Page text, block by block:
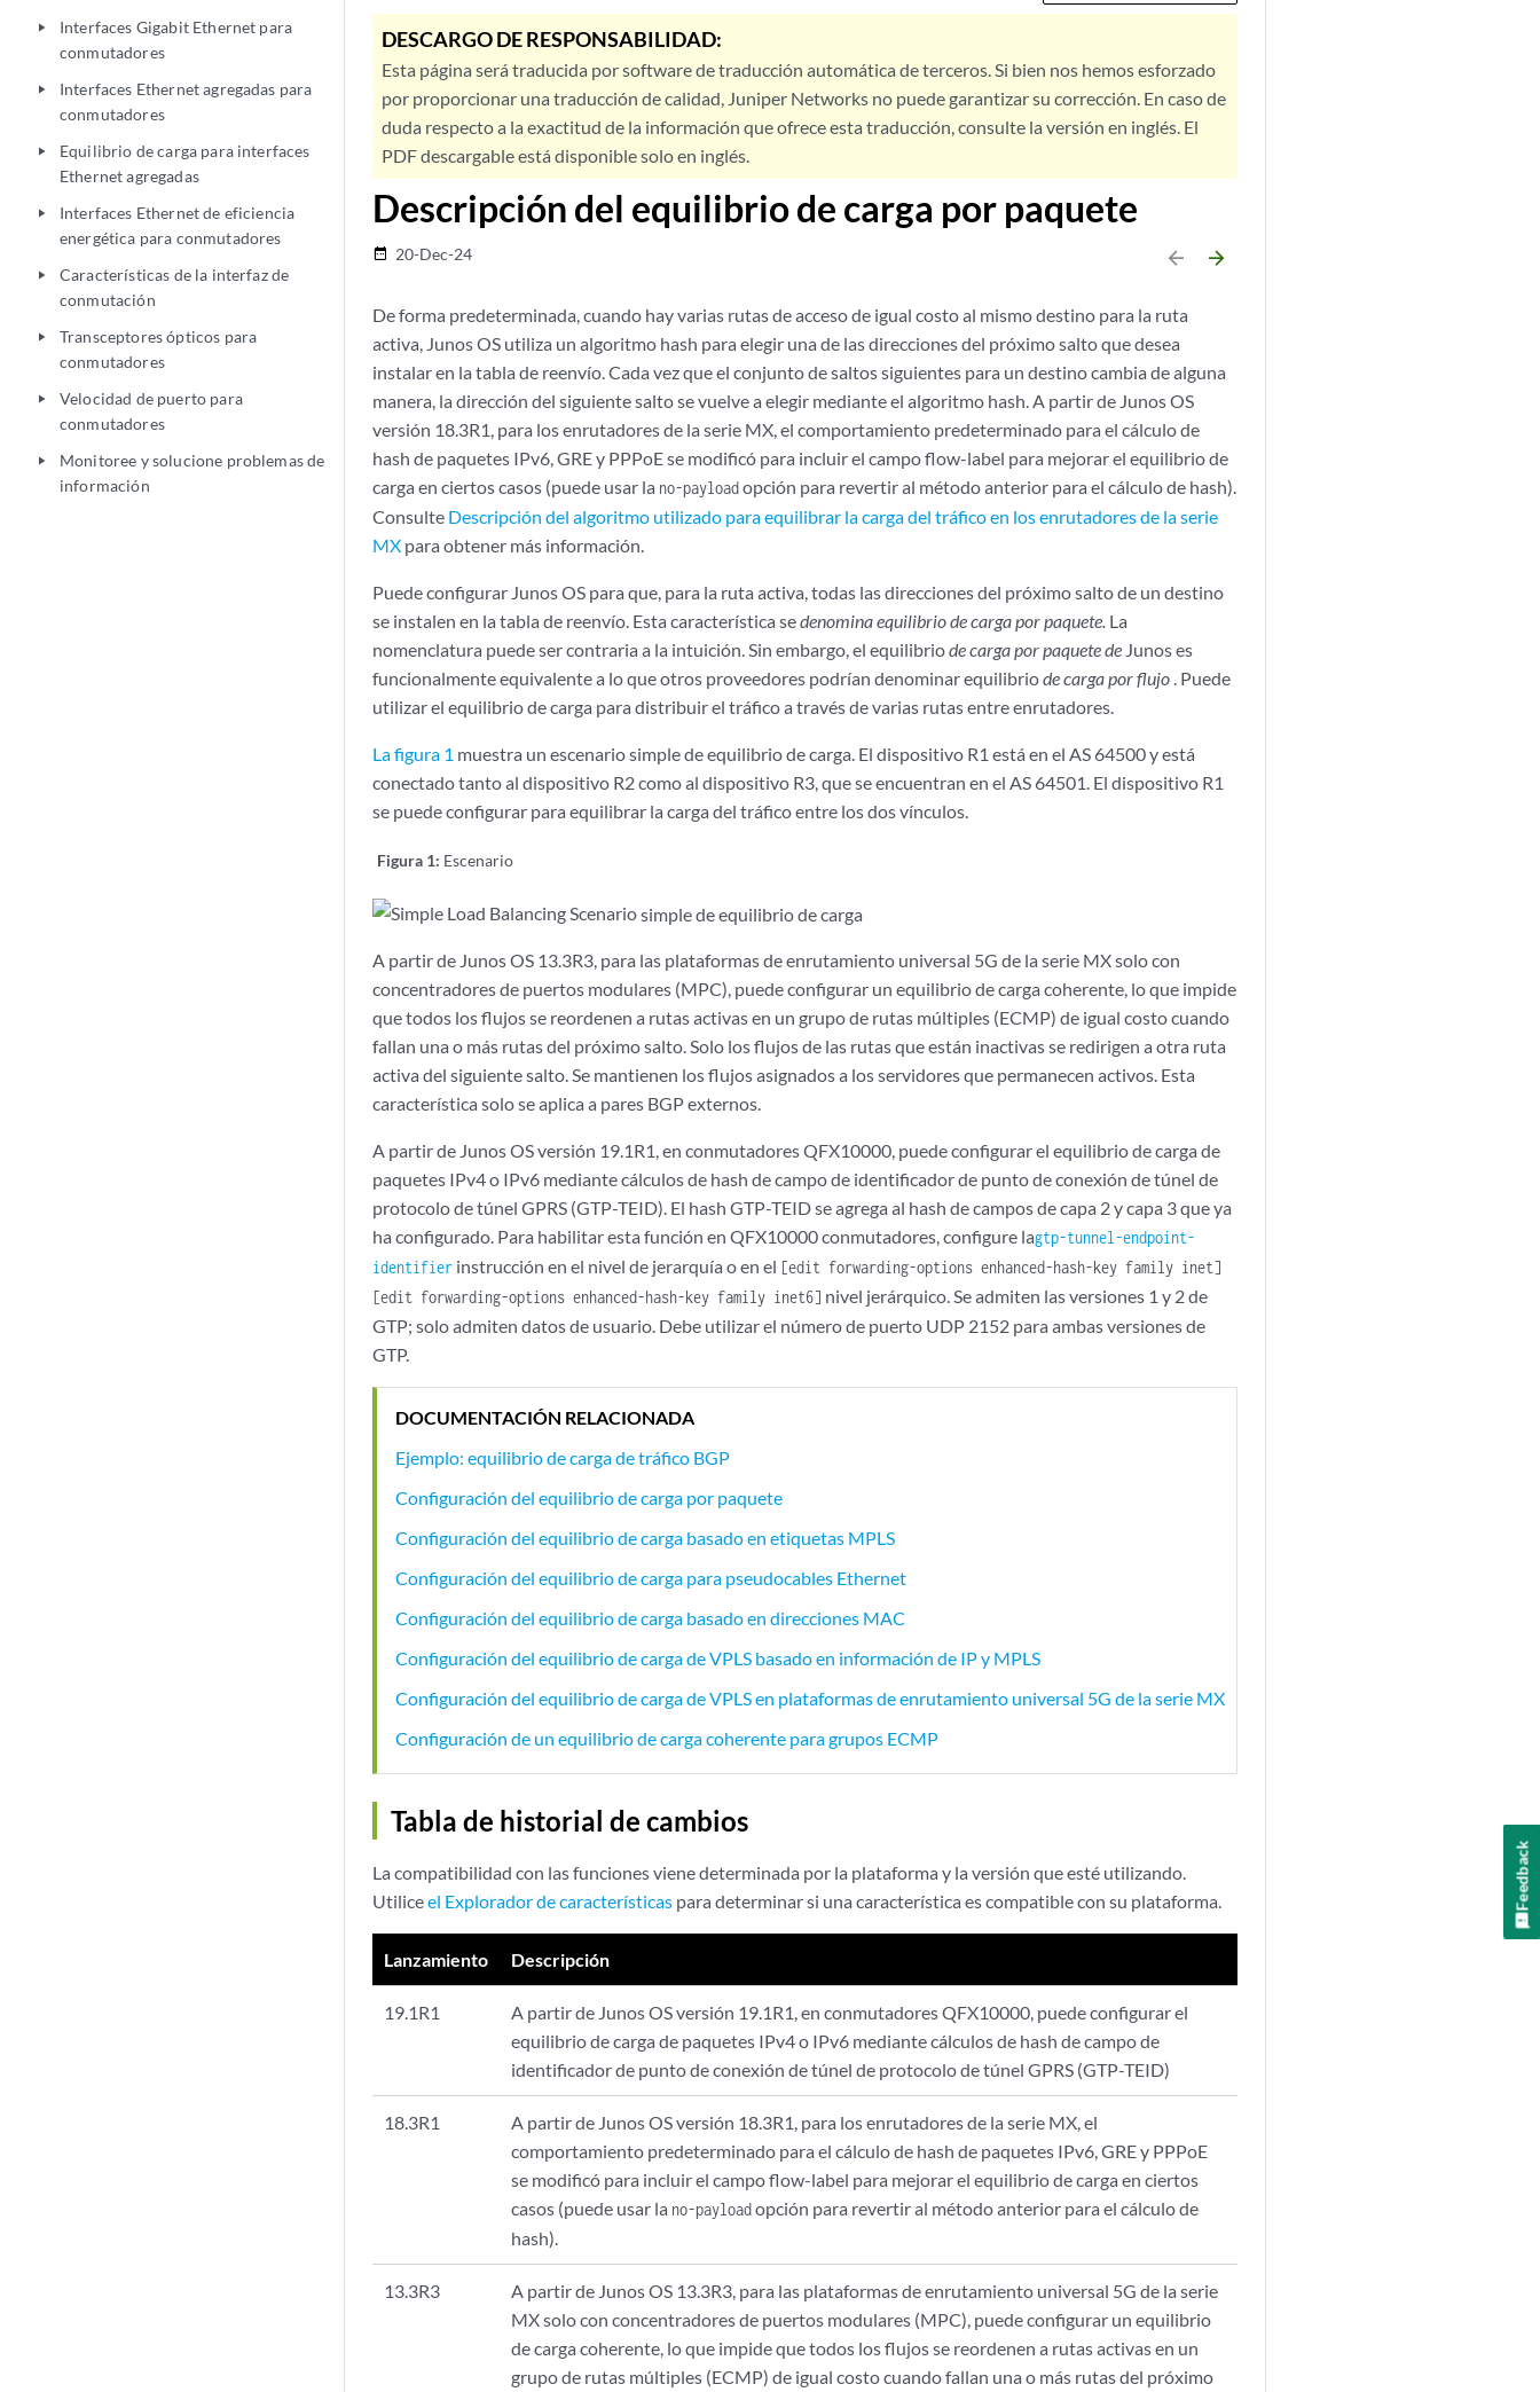
play_arrow
Interfaces Gigabit Ethernet para
conmutadores
play_arrow
Interfaces Ethernet agregadas para
conmutadores
play_arrow
Equilibrio de carga para interfaces
Ethernet agregadas
play_arrow
Interfaces Ethernet de eficiencia
energética para conmutadores
play_arrow
Características de la interfaz de
conmutación
play_arrow
Transceptores ópticos para
conmutadores
play_arrow
Velocidad de puerto para
conmutadores
play_arrow
Monitoree y solucione problemas de
información
DESCARGO DE RESPONSABILIDAD:
Esta página será traducida por software de traducción automática de terceros. Si bien nos hemos esforzado
por proporcionar una traducción de calidad, Juniper Networks no puede garantizar su corrección. En caso de
duda respecto a la exactitud de la información que ofrece esta traducción, consulte la versión en inglés. El
PDF descargable está disponible solo en inglés.
Descripción del equilibrio de carga por paquete
date_range 20-Dec-24 arrow_backward arrow_forward
De forma predeterminada, cuando hay varias rutas de acceso de igual costo al mismo destino para la ruta
activa, Junos OS utiliza un algoritmo hash para elegir una de las direcciones del próximo salto que desea
instalar en la tabla de reenvío. Cada vez que el conjunto de saltos siguientes para un destino cambia de alguna
manera, la dirección del siguiente salto se vuelve a elegir mediante el algoritmo hash. A partir de Junos OS
versión 18.3R1, para los enrutadores de la serie MX, el comportamiento predeterminado para el cálculo de
hash de paquetes IPv6, GRE y PPPoE se modificó para incluir el campo flow-label para mejorar el equilibrio de
carga en ciertos casos (puede usar la no-payloadopción para revertir al método anterior para el cálculo de hash).
Consulte Descripción del algoritmo utilizado para equilibrar la carga del tráfico en los enrutadores de la serie
MX para obtener más información.
Puede configurar Junos OS para que, para la ruta activa, todas las direcciones del próximo salto de un destino
se instalen en la tabla de reenvío. Esta característica sedenomina equilibrio de carga por paquete. La
nomenclatura puede ser contraria a la intuición. Sin embargo, el equilibriode carga por paquete de Junos es
funcionalmente equivalente a lo que otros proveedores podrían denominar equilibriode carga por flujo . Puede
utilizar el equilibrio de carga para distribuir el tráfico a través de varias rutas entre enrutadores.
La figura 1 muestra un escenario simple de equilibrio de carga. El dispositivo R1 está en el AS 64500 y está
conectado tanto al dispositivo R2 como al dispositivo R3, que se encuentran en el AS 64501. El dispositivo R1
se puede configurar para equilibrar la carga del tráfico entre los dos vínculos.
Figura 1: Escenario
simple de equilibrio de carga
A partir de Junos OS 13.3R3, para las plataformas de enrutamiento universal 5G de la serie MX solo con
concentradores de puertos modulares (MPC), puede configurar un equilibrio de carga coherente, lo que impide
que todos los flujos se reordenen a rutas activas en un grupo de rutas múltiples (ECMP) de igual costo cuando
fallan una o más rutas del próximo salto. Solo los flujos de las rutas que están inactivas se redirigen a otra ruta
activa del siguiente salto. Se mantienen los flujos asignados a los servidores que permanecen activos. Esta
característica solo se aplica a pares BGP externos.
A partir de Junos OS versión 19.1R1, en conmutadores QFX10000, puede configurar el equilibrio de carga de
paquetes IPv4 o IPv6 mediante cálculos de hash de campo de identificador de punto de conexión de túnel de
protocolo de túnel GPRS (GTP-TEID). El hash GTP-TEID se agrega al hash de campos de capa 2 y capa 3 que ya
ha configurado. Para habilitar esta función en QFX10000 conmutadores, configure lagtp-tunnel-endpoint-
identifier instrucción en el nivel de jerarquía o en el [edit forwarding-options enhanced-hash-key family inet]
[edit forwarding-options enhanced-hash-key family inet6] nivel jerárquico. Se admiten las versiones 1 y 2 de
GTP; solo admiten datos de usuario. Debe utilizar el número de puerto UDP 2152 para ambas versiones de
GTP.
DOCUMENTACIÓN RELACIONADA
Ejemplo: equilibrio de carga de tráfico BGP
Configuración del equilibrio de carga por paquete
Configuración del equilibrio de carga basado en etiquetas MPLS
Configuración del equilibrio de carga para pseudocables Ethernet
Configuración del equilibrio de carga basado en direcciones MAC
Configuración del equilibrio de carga de VPLS basado en información de IP y MPLS
Configuración del equilibrio de carga de VPLS en plataformas de enrutamiento universal 5G de la serie MX
Configuración de un equilibrio de carga coherente para grupos ECMP
Tabla de historial de cambios
La compatibilidad con las funciones viene determinada por la plataforma y la versión que esté utilizando.
Utiliceel Explorador de características para determinar si una característica es compatible con su plataforma.
Lanzamiento Descripción
19.1R1
A partir de Junos OS versión 19.1R1, en conmutadores QFX10000, puede configurar el
equilibrio de carga de paquetes IPv4 o IPv6 mediante cálculos de hash de campo de
identificador de punto de conexión de túnel de protocolo de túnel GPRS (GTP-TEID)
18.3R1
A partir de Junos OS versión 18.3R1, para los enrutadores de la serie MX, el
comportamiento predeterminado para el cálculo de hash de paquetes IPv6, GRE y PPPoE
se modificó para incluir el campo flow-label para mejorar el equilibrio de carga en ciertos
casos (puede usar la no-payloadopción para revertir al método anterior para el cálculo de
hash).
13.3R3
A partir de Junos OS 13.3R3, para las plataformas de enrutamiento universal 5G de la serie
MX solo con concentradores de puertos modulares (MPC), puede configurar un equilibrio
de carga coherente, lo que impide que todos los flujos se reordenen a rutas activas en un
grupo de rutas múltiples (ECMP) de igual costo cuando fallan una o más rutas del próximo
Feedback